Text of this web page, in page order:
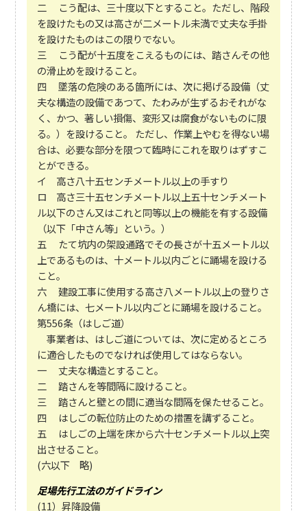
二 こう配は、三十度以下とすること。ただし、階段
を設けたもの又は高さが二メートル未満で丈夫な手掛
を設けたものはこの限りでない。
三 こう配が十五度をこえるものには、踏さんその他
の滑止めを設けること。
四 墜落の危険のある箇所には、次に掲げる設備（丈
夫な構造の設備であつて、たわみが生ずるおそれがな
く、かつ、著しい損傷、変形又は腐食がないものに限
る。）を設けること。 ただし、作業上やむを得ない場
合は、必要な部分を限つて臨時にこれを取りはずすこ
とができる。
イ 高さ八十五センチメートル以上の手すり
ロ 高さ三十五センチメートル以上五十センチメート
ル以下のさん又はこれと同等以上の機能を有する設備
（以下「中さん等」という。）
五 たて坑内の架設通路でその長さが十五メートル以
上であるものは、十メートル以内ごとに踊場を設ける
こと。
六 建設工事に使用する高さ八メートル以上の登りさ
ん橋には、七メートル以内ごとに踊場を設けること。
第556条（はしご道）
事業者は、はしご道については、次に定めるところ
に適合したものでなければ使用してはならない。
一 丈夫な構造とすること。
二 踏さんを等間隔に設けること。
三 踏さんと壁との間に適当な間隔を保たせること。
四 はしごの転位防止のための措置を講ずること。
五 はしごの上端を床から六十センチメートル以上突
出させること。
(六以下 略)
足場先行工法のガイドライン
(11）昇降設備